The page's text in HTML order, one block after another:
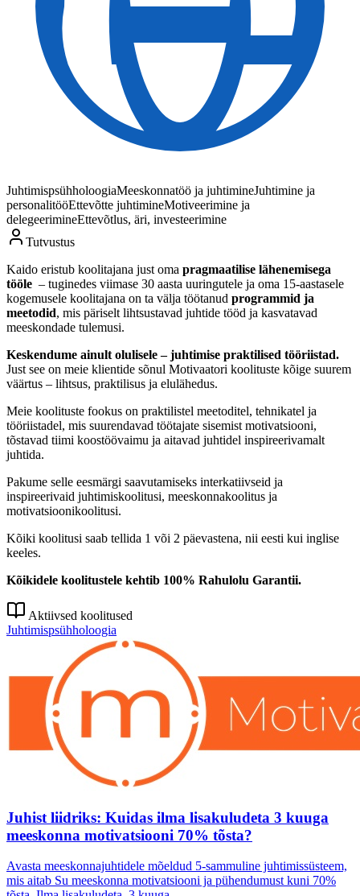
JuhtimispsühholoogiaMeeskonnatöö ja juhtimineJuhtimine ja
personalitööEttevõtte juhtimineMotiveerimine ja
delegeerimineEttevõtlus, äri, investeerimine
Tutvustus
Kaido eristub koolitajana just oma pragmaatilise lähenemisega
tööle – tuginedes viimase 30 aasta uuringutele ja oma 15-aastasele
kogemusele koolitajana on ta välja töötanud programmid ja
meetodid, mis päriselt lihtsustavad juhtide tööd ja kasvatavad
meeskondade tulemusi.
Keskendume ainult olulisele – juhtimise praktilised tööriistad.
Just see on meie klientide sõnul Motivaatori koolituste kõige suurem
väärtus – lihtsus, praktilisus ja elulähedus.
Meie koolituste fookus on praktilistel meetoditel, tehnikatel ja
tööriistadel, mis suurendavad töötajate sisemist motivatsiooni,
tõstavad tiimi koostöövaimu ja aitavad juhtidel inspireerivamalt
juhtida.
Pakume selle eesmärgi saavutamiseks interkatiivseid ja
inspireerivaid juhtimiskoolitusi, meeskonnakoolitus ja
motivatsioonikoolitusi.
Kõiki koolitusi saab tellida 1 või 2 päevastena, nii eesti kui inglise
keeles.
Kõikidele koolitustele kehtib 100% Rahulolu Garantii.
Aktiivsed koolitused
Juhtimispsühholoogia
Juhist liidriks: Kuidas ilma lisakuludeta 3 kuuga
meeskonna motivatsiooni 70% tõsta?
Avasta meeskonnajuhtidele mõeldud 5-sammuline juhtimissüsteem,
mis aitab Su meeskonna motivatsiooni ja pühendumust kuni 70%